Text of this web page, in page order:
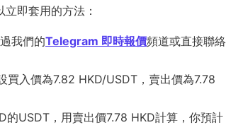
即套用的方法：
我們的Telegram 即時報價頻道或直接聯絡
買入價為7.82 HKD/USDT，賣出價為7.78
USDT，用賣出價7.78 HKD計算，你預計